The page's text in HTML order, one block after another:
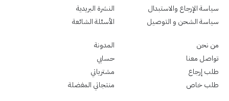
سياسة الإرجاع والاستبدال
سياسة الشحن و التوصيل
النشرة البريدية
الأسئلة الشائعة
من نحن
تواصل معنا
طلب إرجاع
طلب خاص
المدونة
حسابي
مشترياتي
منتجاتي المفضلة